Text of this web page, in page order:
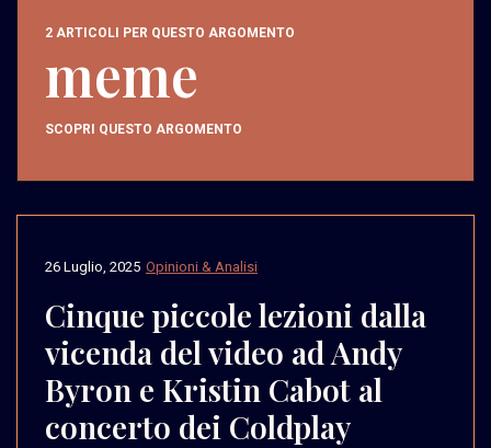
2 ARTICOLI PER QUESTO ARGOMENTO
meme
SCOPRI QUESTO ARGOMENTO
Opinioni & Analisi
26 Luglio, 2025
Cinque piccole lezioni dalla
vicenda del video ad Andy
Byron e Kristin Cabot al
concerto dei Coldplay